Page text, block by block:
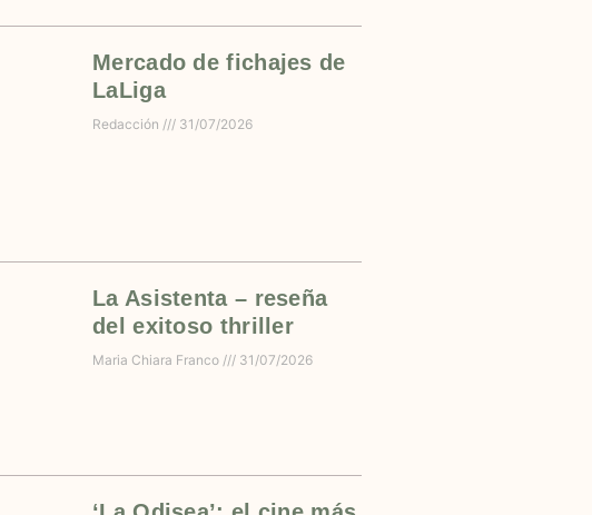
Mercado de fichajes de
LaLiga
Redacción 31/07/2026
La Asistenta – reseña
del exitoso thriller
Maria Chiara Franco 31/07/2026